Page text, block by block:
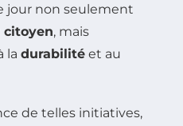
jour non seulement
citoyen, mais
la durabilité et au
de telles initiatives,